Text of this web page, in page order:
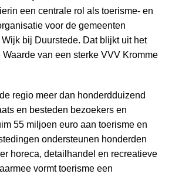
een centrale rol als toerisme- en
voor de gemeenten
bij Duurstede. Dat blijkt uit het
van een sterke VVV Kromme
regio meer dan honderdduizend
en besteden bezoekers en
55 miljoen euro aan toerisme en
ondersteunen honderden
horeca, detailhandel en recreatieve
vormt toerisme een